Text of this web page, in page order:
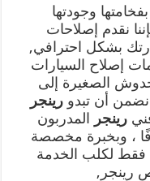
وجودتها
نقدم إصلاحات
بشكل احترافي,
إصلاح السيارات
الصغيرة إلى
نضمن أن تبدورينجر
رينجر المدربون
، وبخبرة مخصصة
فقط لكلب الخدمة
رينجر,